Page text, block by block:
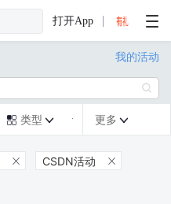
打开App
我的活动

 类型  更多 
 CSDN活动 